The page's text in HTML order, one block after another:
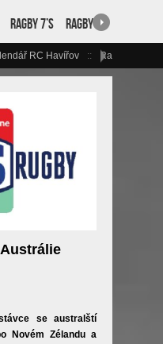
Ragby 7’s Ragby 15
RC Havířov Ragbyový
se australští
Novém Zélandu a